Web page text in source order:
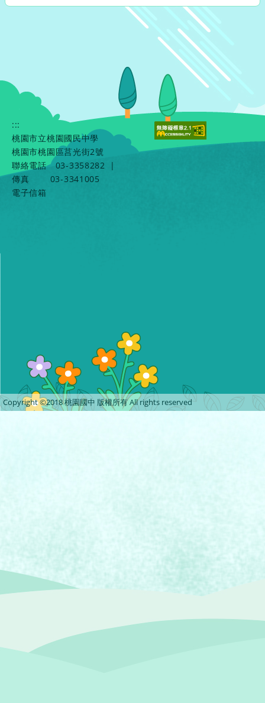
:::
桃園市立桃園國民中學
桃園市桃園區莒光街2號
聯絡電話
03-3358282
|
傳真
03-3341005
電子信箱
Copyright ©2018 桃園國中 版權所有 All rights reserved